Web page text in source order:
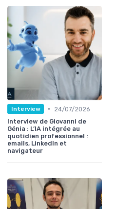
Interview •
24/07/2026
Interview de Giovanni de
Génia : L’IA intégrée au
quotidien professionnel :
emails, LinkedIn et
navigateur